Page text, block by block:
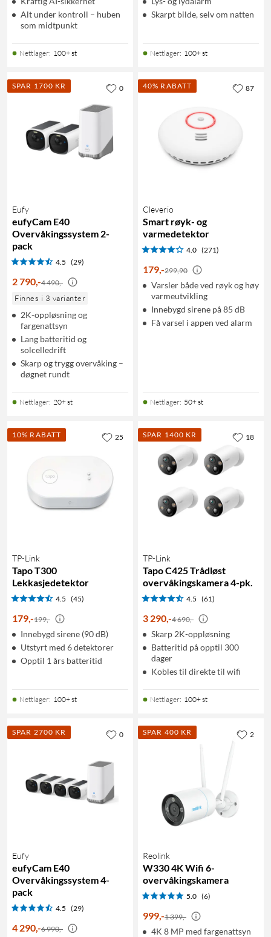
Alt under kontroll – huben
som midtpunkt
Nettlager: 100+ st
Skarpt bilde, selv om natten
Nettlager: 100+ st
SPAR 1700 KR
Eufy
eufyCam E40
Overvåkingssystem 2-
pack
4.5 (29)
2 790,-4 490,-
Finnes i 3 varianter
2K-oppløsning og
fargenattsyn
Lang batteritid og
solcelledrift
Skarp og trygg overvåking –
døgnet rundt
Nettlager: 20+ st
0 40% RABATT
Cleverio
Smart røyk- og
varmedetektor
4.0 (271)
179,-299,90
Varsler både ved røyk og høy
varmeutvikling
Innebygd sirene på 85 dB
Få varsel i appen ved alarm
Nettlager: 50+ st
87
10% RABATT
TP-Link
Tapo T300
Lekkasjedetektor
4.5 (45)
179,-199,-
Innebygd sirene (90 dB)
Utstyrt med 6 detektorer
Opptil 1 års batteritid
Nettlager: 100+ st
25 SPAR 1400 KR
TP-Link
Tapo C425 Trådløst
overvåkingskamera 4-pk.
4.5 (61)
3 290,-4 690,-
Skarp 2K-oppløsning
Batteritid på opptil 300
dager
Kobles til direkte til wifi
Nettlager: 100+ st
18
SPAR 2700 KR
Eufy
eufyCam E40
Overvåkingssystem 4-
pack
4.5 (29)
4 290,-6 990,-
0 SPAR 400 KR
Reolink
W330 4K Wifi 6-
overvåkingskamera
5.0 (6)
999,-1 399,-
4K 8 MP med fargenattsyn
2